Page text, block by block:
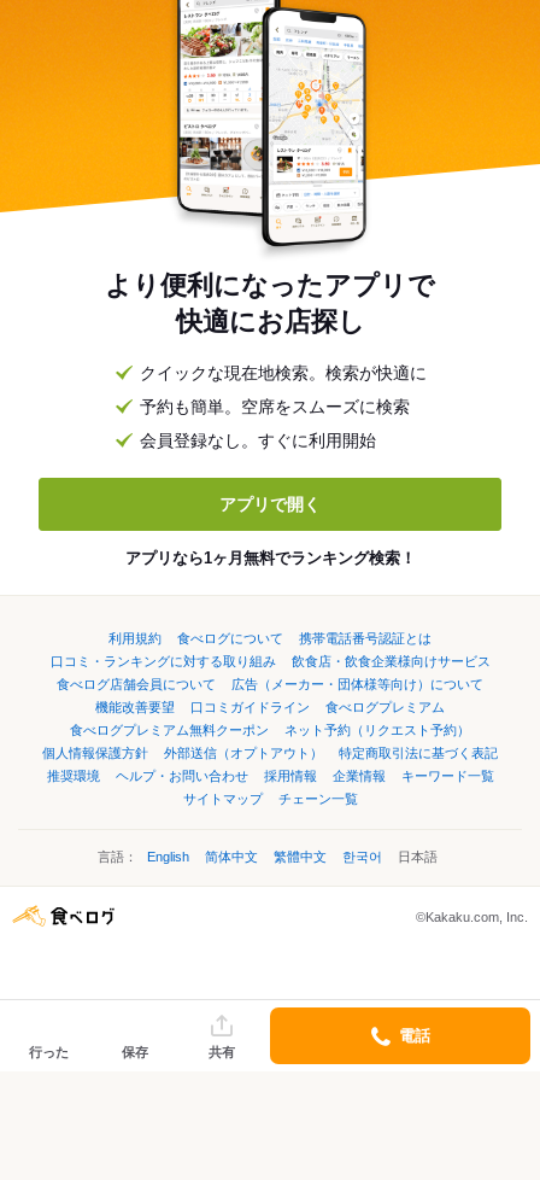
より便利になったアプリで
快適にお店探し
クイックな現在地検索。検索が快適に
予約も簡単。空席をスムーズに検索
会員登録なし。すぐに利用開始
アプリで開く
アプリなら1ヶ月無料でランキング検索！
利用規約 食べログについて
携帯電話番号認証とは
口コミ・ランキングに対する取り組み
飲食店・飲食企業様向けサービス
食べログ店舗会員について
広告（メーカー・団体様等向け）について
機能改善要望
口コミガイドライン
食べログプレミアム
食べログプレミアム無料クーポン
ネット予約（リクエスト予約）
個人情報保護方針
外部送信（オプトアウト）
特定商取引法に基づく表記
推奨環境
ヘルプ・お問い合わせ 採用情報 企業情報
キーワード一覧
サイトマップ
チェーン一覧
言語： English 简体中文 繁體中文 한국어 日本語
©Kakaku.com, Inc.
行った 保存 共有
電話